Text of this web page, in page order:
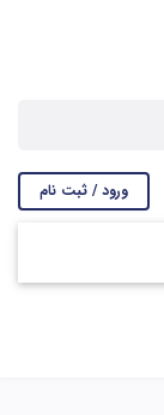
ورود / ثبت نام